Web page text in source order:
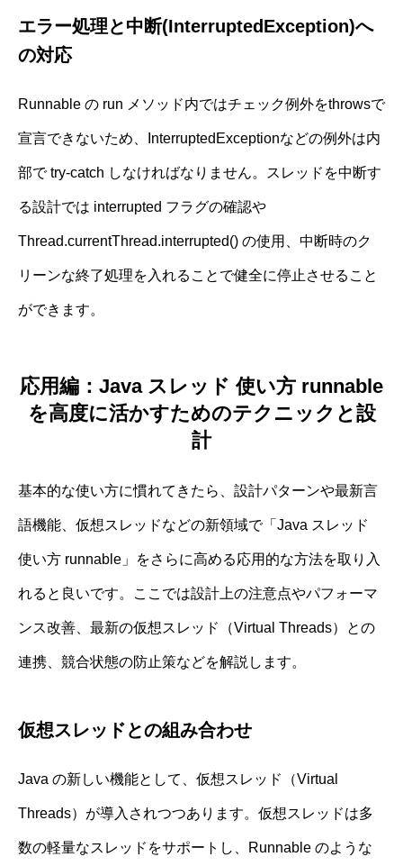
エラー処理と中断(InterruptedException)へ
の対応
Runnable の run メソッド内ではチェック例外をthrowsで
宣言できないため、InterruptedExceptionなどの例外は内
部で try-catch しなければなりません。スレッドを中断す
る設計では interrupted フラグの確認や
Thread.currentThread.interrupted() の使用、中断時のク
リーンな終了処理を入れることで健全に停止させること
ができます。
応用編：Java スレッド 使い方 runnable
を高度に活かすためのテクニックと設
計
基本的な使い方に慣れてきたら、設計パターンや最新言
語機能、仮想スレッドなどの新領域で「Java スレッド
使い方 runnable」をさらに高める応用的な方法を取り入
れると良いです。ここでは設計上の注意点やパフォーマ
ンス改善、最新の仮想スレッド（Virtual Threads）との
連携、競合状態の防止策などを解説します。
仮想スレッドとの組み合わせ
Java の新しい機能として、仮想スレッド（Virtual
Threads）が導入されつつあります。仮想スレッドは多
数の軽量なスレッドをサポートし、Runnable のような